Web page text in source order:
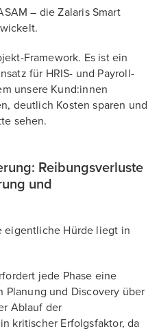
– die Zalaris Smart
Framework. Es ist ein
für HRIS- und Payroll-
unsere Kund:innen
deutlich Kosten sparen und
sehen.
Reibungsverluste
und
eigentliche Hürde liegt in
jede Phase eine
Planung und Discovery über
Ablauf der
kritischer Erfolgsfaktor, da